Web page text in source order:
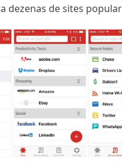
dezenas de sites